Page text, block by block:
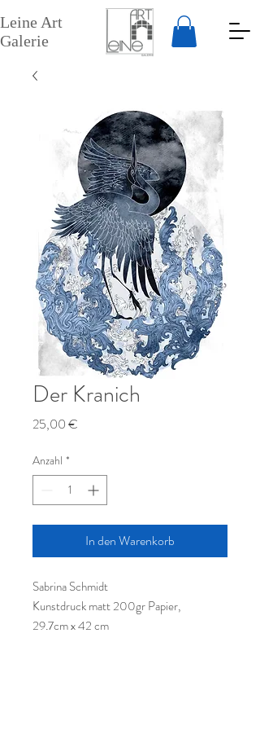
Leine Art
Galerie
Der Kranich
25,00 €
Anzahl *
In den Warenkorb
Sabrina Schmidt
Kunstdruck matt 200gr Papier,
29,7cm x 42 cm